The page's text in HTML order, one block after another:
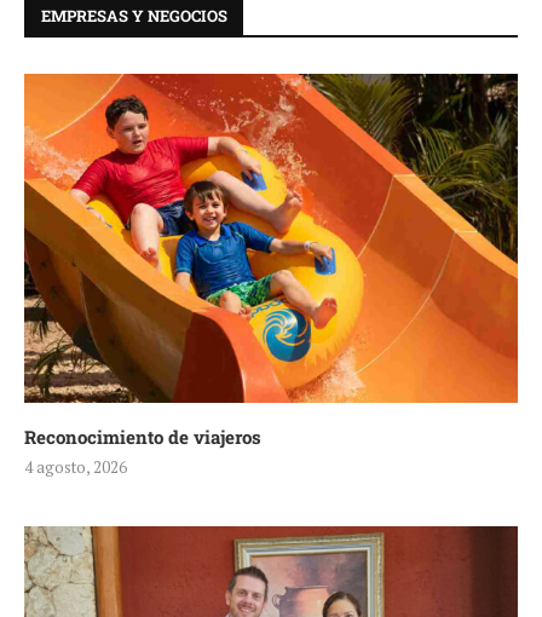
EMPRESAS Y NEGOCIOS
Reconocimiento de viajeros
4 agosto, 2026